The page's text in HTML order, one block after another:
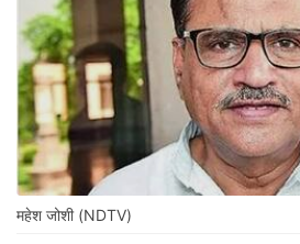
महेश जोशी (NDTV)